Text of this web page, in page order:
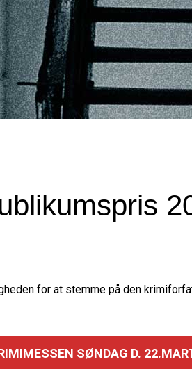
for at stemme på den
SØNDAG D.